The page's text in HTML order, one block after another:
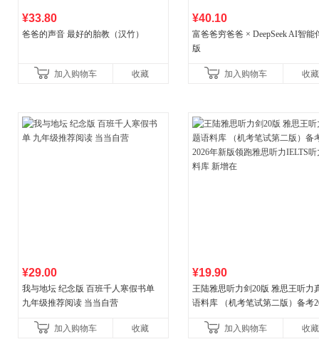
¥33.80
爸爸的声音 最好的胎教（汉竹）
加入购物车 收藏
¥40.10
富爸爸穷爸爸 × DeepSeek AI智能
版
加入购物车 收藏
¥29.00
我与地坛 纪念版 百班千人寒假书单
九年级推荐阅读 当当自营
加入购物车 收藏
¥19.90
王陆雅思听力剑20版 雅思王听力
语料库 （机考笔试第二版）备考
新增在
加入购物车 收藏